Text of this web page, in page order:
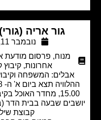
גור אריה (גורי) מיר
נובמבר 11, 2018
מנוח,
פרסום מודעת אבל
אחרונות,קיבוץ קבוצת
אבלים: המשפחה וקיבוץ
שבעה בבית הדר (בית
קבוצת שילר.